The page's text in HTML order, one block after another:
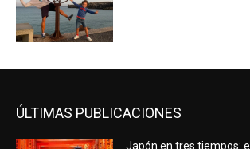
ÚLTIMAS PUBLICACIONES
Japón en tres tiempos: